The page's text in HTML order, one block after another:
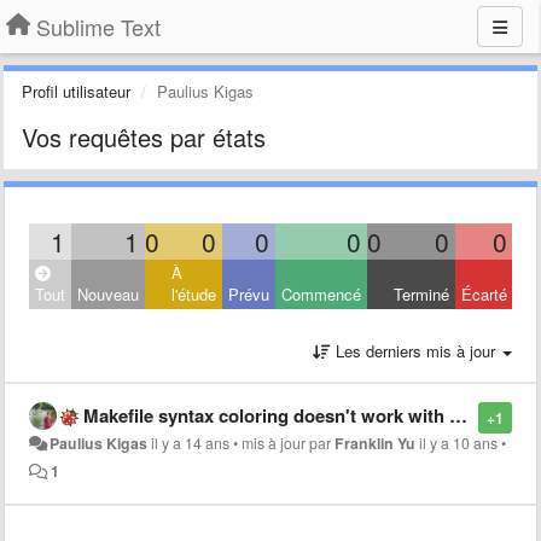
Sublime Text
Profil utilisateur Paulius Kigas
Vos requêtes par états
1 1 0 0 0 0 0 0 0
Tout Nouveau
À
l'étude Prévu Commencé Terminé Écarté
Les derniers mis à jour
+1
Makefile syntax coloring doesn't work with ':=' operator.
Paulius Kigasil y a 14 ans• mis à jour par Franklin Yu il y a 10 ans•
1